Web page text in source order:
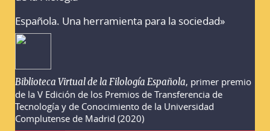
Española. Una herramienta para la sociedad»
Biblioteca Virtual de la Filología Española, primer premio
de la V Edición de los Premios de Transferencia de
Tecnología y de Conocimiento de la Universidad
Complutense de Madrid (2020)